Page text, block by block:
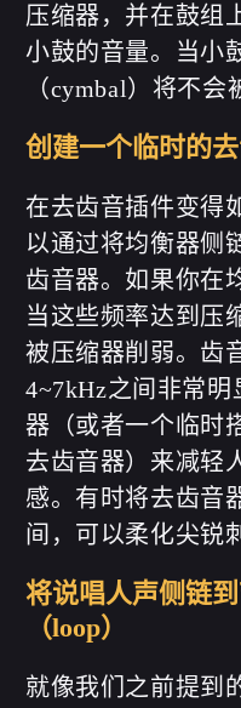
微信
压缩器，并在鼓组
小鼓的音量。当小
（cymbal）将不会
创建一个临时的去
在去齿音插件变得
以通过将均衡器侧
齿音器。如果你在
当这些频率达到压
被压缩器削弱。齿
4~7kHz之间非常
器（或者一个临时
去齿音器）来减轻
感。有时将去齿音
间，可以柔化尖锐
将说唱人声侧链
（loop）
就像我们之前提到